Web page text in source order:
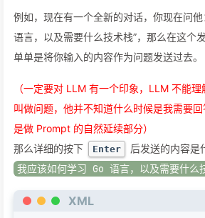
例如，现在有一个全新的对话，你现在问
语言，以及需要什么技术栈”，那么在这个
单单是将你输入的内容作为问题发送过去。
（一定要对 LLM 有一个印象，LLM 不能
叫做问题，他并不知道什么时候是我需要
是做 Prompt 的自然延续部分）
那么详细的按下
Enter 后发送的内容是
我应该如何学习 Go 语言，以及需要什么
XML